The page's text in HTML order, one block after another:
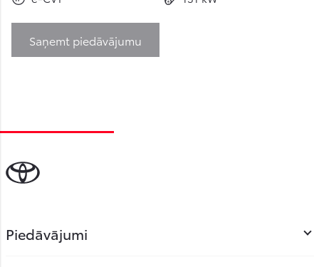
Saņemt piedāvājumu
Piedāvājumi